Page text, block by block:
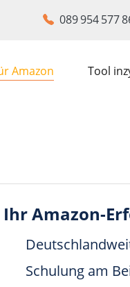
089 954 577
Amazon Tool
Ihr Amazon-
Schulung am